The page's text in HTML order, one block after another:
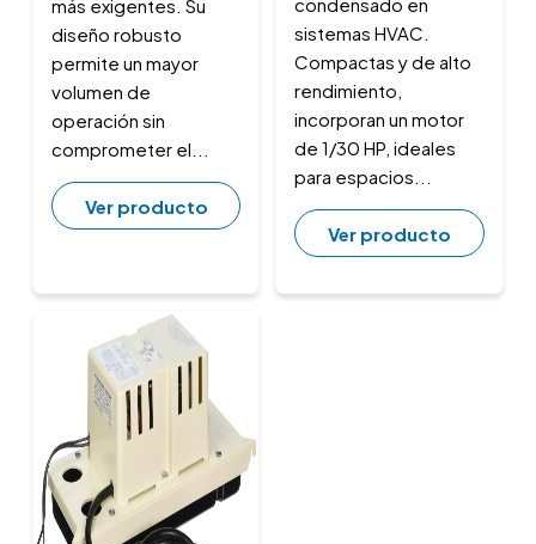
más exigentes. Su
diseño robusto
permite un mayor
volumen de
operación sin
comprometer el...
Ver producto
condensado en
sistemas HVAC.
Compactas y de alto
rendimiento,
incorporan un motor
de 1/30 HP, ideales
para espacios...
Ver producto